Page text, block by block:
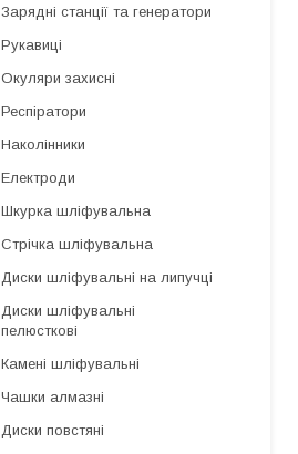
Зарядні станції та генератори
Рукавиці
Окуляри захисні
Респіратори
Наколінники
Електроди
Шкурка шліфувальна
Стрічка шліфувальна
Диски шліфувальні на липучці
Диски шліфувальні
пелюсткові
Камені шліфувальні
Чашки алмазні
Диски повстяні